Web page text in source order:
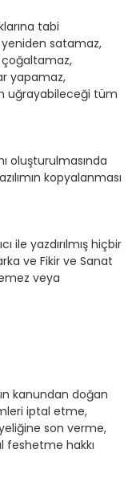
tabi
yeniden satamaz,
çoğaltamaz,
yapamaz,
uğrayabileceği tüm
oluşturulmasında
kopyalanması
ile yazdırılmış hiçbir
ve Fikir ve Sanat
veya
kanundan doğan
iptal etme,
son verme,
feshetme hakkı